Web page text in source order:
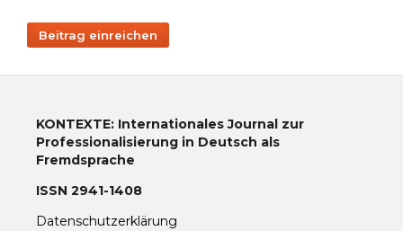
Beitrag einreichen
KONTEXTE: Internationales Journal zur
Professionalisierung in Deutsch als
Fremdsprache
ISSN 2941-1408
Datenschutzerklärung